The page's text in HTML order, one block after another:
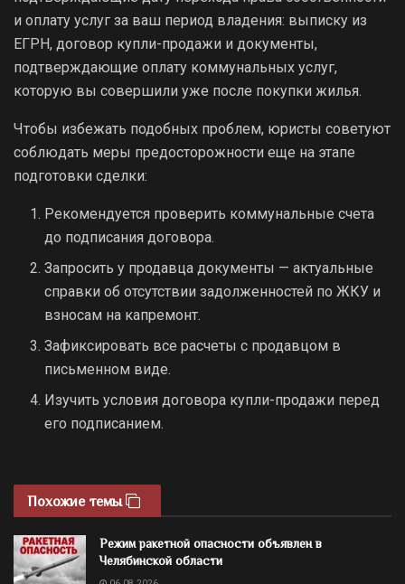
и оплату услуг за ваш период владения: выписку из
ЕГРН, договор купли-продажи и документы,
подтверждающие оплату коммунальных услуг,
которую вы совершили уже после покупки жилья.
Чтобы избежать подобных проблем, юристы советуют
соблюдать меры предосторожности еще на этапе
подготовки сделки:
Рекомендуется проверить коммунальные счета
до подписания договора.
Запросить у продавца документы — актуальные
справки об отсутствии задолженностей по ЖКУ и
взносам на капремонт.
Зафиксировать все расчеты с продавцом в
письменном виде.
Изучить условия договора купли-продажи перед
его подписанием.
Похожие темы
Режим ракетной опасности объявлен в
Челябинской области